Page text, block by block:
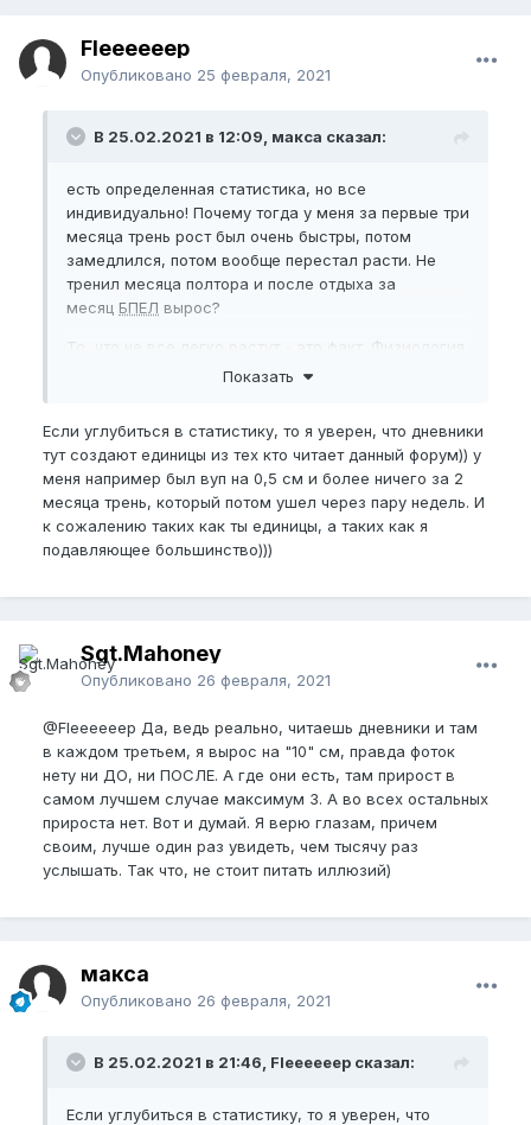
Fleeeeeep
Опубликовано 25 февраля, 2021
В 25.02.2021 в 12:09, макса сказал:
есть определенная статистика, но все
индивидуально! Почему тогда у меня за первые три
месяца трень рост был очень быстры, потом
замедлился, потом вообще перестал расти. Не
тренил месяца полтора и после отдыха за
месяц БПЕЛ вырос?
То, что не все легко растут - это факт. Физиология
Показать
Если углубиться в статистику, то я уверен, что дневники
тут создают единицы из тех кто читает данный форум)) у
меня например был вуп на 0,5 см и более ничего за 2
месяца трень, который потом ушел через пару недель. И
к сожалению таких как ты единицы, а таких как я
подавляющее большинство)))
Sgt.Mahoney
Опубликовано 26 февраля, 2021
@Fleeeeeep Да, ведь реально, читаешь дневники и там
в каждом третьем, я вырос на "10" см, правда фоток
нету ни ДО, ни ПОСЛЕ. А где они есть, там прирост в
самом лучшем случае максимум 3. А во всех остальных
прироста нет. Вот и думай. Я верю глазам, причем
своим, лучше один раз увидеть, чем тысячу раз
услышать. Так что, не стоит питать иллюзий)
макса
Опубликовано 26 февраля, 2021
В 25.02.2021 в 21:46, Fleeeeeep сказал:
Если углубиться в статистику, то я уверен, что